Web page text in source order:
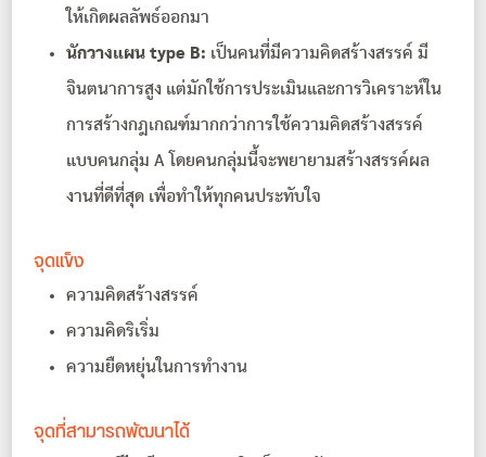
ให้เกิดผลลัพธ์ออกมา
นักวางแผน type B: เป็นคนที่มีความคิดสร้างสรรค์ มี
จินตนาการสูง แต่มักใช้การประเมินและการวิเคราะห์ใน
การสร้างกฎเกณฑ์มากกว่าการใช้ความคิดสร้างสรรค์
แบบคนกลุ่ม A โดยคนกลุ่มนี้จะพยายามสร้างสรรค์ผล
งานที่ดีที่สุด เพื่อทำให้ทุกคนประทับใจ
จุดแข็ง
ความคิดสร้างสรรค์
ความคิดริเริ่ม
ความยืดหยุ่นในการทำงาน
จุดที่สามารถพัฒนาได้